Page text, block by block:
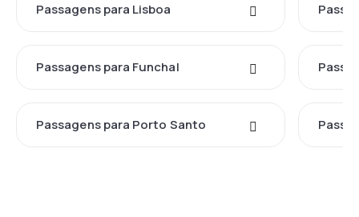
Passagens para Lisboa
Passagens para Funchal
Passagens para Porto Santo